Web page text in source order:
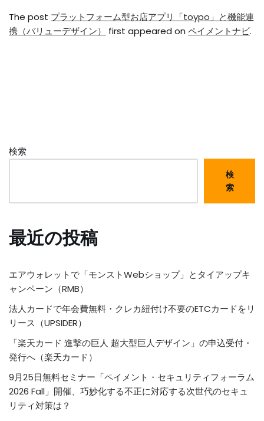
The post プラットフォーム型お店アプリ「toypo」と機能連
携（バリューデザイン）
first appeared on ペイメントナビ.
検索
検
索
最近の投稿
エアウォレットで「モンストWebショップ」とタイアップキ
ャンペーン（RMB）
法人カードで年会費無料・クレカ紐付け不要のETCカードをリ
リース（UPSIDER）
「楽天カード 進撃の巨人 超大型巨人デザイン」の申込受付・
発行へ（楽天カード）
9月25日無料セミナー「ペイメント・セキュリティフォーラム
2026 Fall」開催、巧妙化する不正に対応する次世代のセキュ
リティ対策は？